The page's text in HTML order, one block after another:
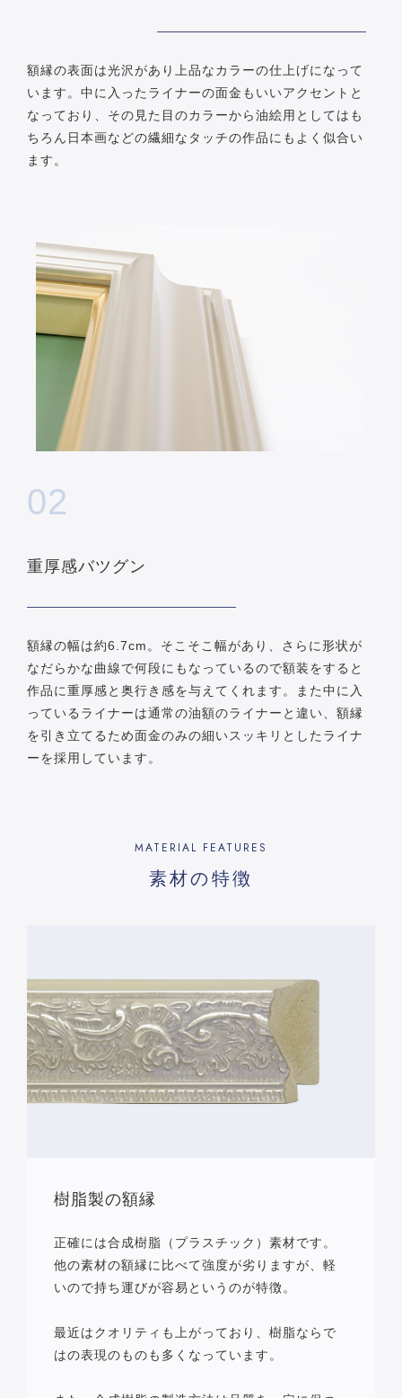
額縁の表面は光沢があり上品なカラーの仕上げになって
います。中に入ったライナーの面金もいいアクセントと
なっており、その見た目のカラーから油絵用としてはも
ちろん日本画などの繊細なタッチの作品にもよく似合い
ます。
02
重厚感バツグン
額縁の幅は約6.7cm。そこそこ幅があり、さらに形状が
なだらかな曲線で何段にもなっているので額装をすると
作品に重厚感と奥行き感を与えてくれます。また中に入
っているライナーは通常の油額のライナーと違い、額縁
を引き立てるため面金のみの細いスッキリとしたライナ
ーを採用しています。
素材の特徴
MATERIAL FEATURES
樹脂製の額縁
正確には合成樹脂（プラスチック）素材です。
他の素材の額縁に比べて強度が劣りますが、軽
いので持ち運びが容易というのが特徴。
最近はクオリティも上がっており、樹脂ならで
はの表現のものも多くなっています。